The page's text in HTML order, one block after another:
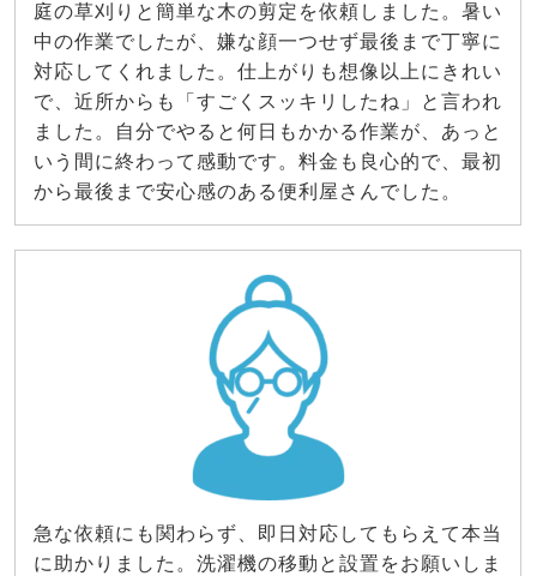
庭の草刈りと簡単な木の剪定を依頼しました。暑い
中の作業でしたが、嫌な顔一つせず最後まで丁寧に
対応してくれました。仕上がりも想像以上にきれい
で、近所からも「すごくスッキリしたね」と言われ
ました。自分でやると何日もかかる作業が、あっと
いう間に終わって感動です。料金も良心的で、最初
から最後まで安心感のある便利屋さんでした。
急な依頼にも関わらず、即日対応してもらえて本当
に助かりました。洗濯機の移動と設置をお願いしま